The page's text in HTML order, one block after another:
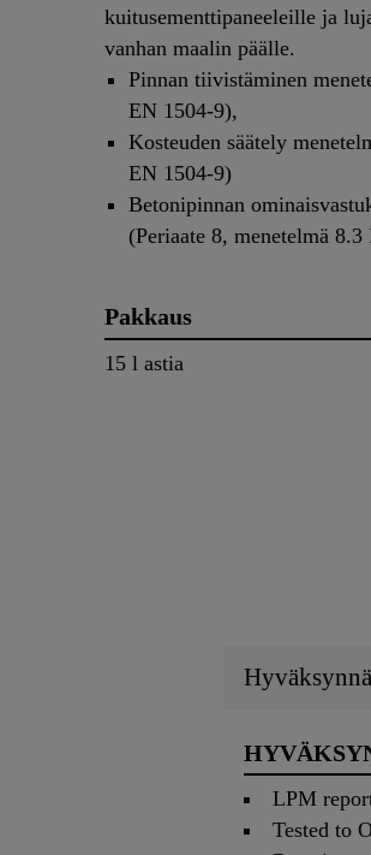
kuitusementtipaneeleille ja
vanhan maalin päälle.
Pinnan tiivistäminen
EN 1504-9),
Kosteuden säätely
EN 1504-9)
Betonipinnan
(Periaate 8, menetelmä
Pakkaus
15 l astia
LPM
Tested to